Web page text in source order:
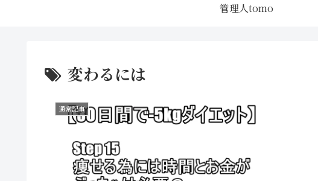
管理人tomo
変わるには
通常記事